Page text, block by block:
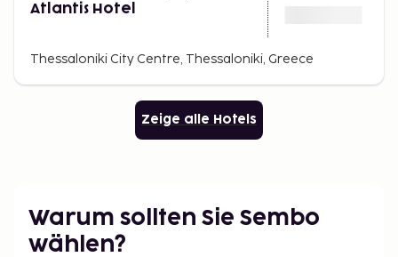
Atlantis Hotel
Thessaloniki City Centre, Thessaloniki, Greece
Zeige alle Hotels
Warum sollten Sie Sembo
wählen?